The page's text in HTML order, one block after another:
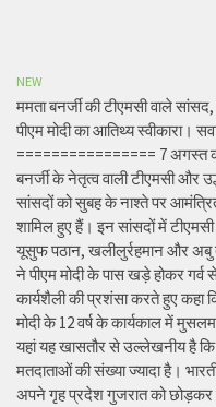
NEW
ममता बनर्जी की टीएमसी वाले
पीएम मोदी का आतिथ्य स्वीकारा।
================ 7 अगस्त
बनर्जी के नेतृत्व वाली टीएमसी और
सांसदों को सुबह के नाश्ते पर
शामिल हुए हैं। इन सांसदों में
यूसुफ पठान, खलीलुर्रहमान और अबु
ने पीएम मोदी के पास खड़े होकर गर्व
कार्यशैली की प्रशंसा करते हुए कहा
मोदी के 12 वर्ष के कार्यकाल में
यहां यह खासतौर से उल्लेखनीय है
मतदाताओं की संख्या ज्यादा है।
अपने गृह प्रदेश गुजरात को छोड़कर